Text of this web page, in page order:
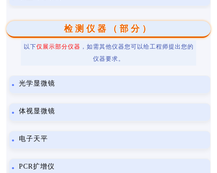
检测仪器（部分）
以下仅展示部分仪器 ，如需其他仪器您可以给工程师提出您的
仪器要求。
光学显微镜
体视显微镜
电子天平
PCR扩增仪